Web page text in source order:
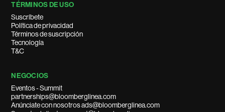
TÉRMINOS DE USO
Suscríbete
Política de privacidad
Términos de suscripción
Tecnología
T&C
NEGOCIOS
Eventos - Summit
partnerships@bloomberglinea.com
Anúnciate con nosotros ads@bloomberglinea.com